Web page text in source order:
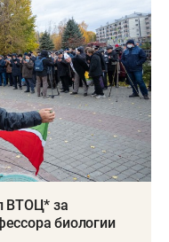
ВТОЦ* за
биологии